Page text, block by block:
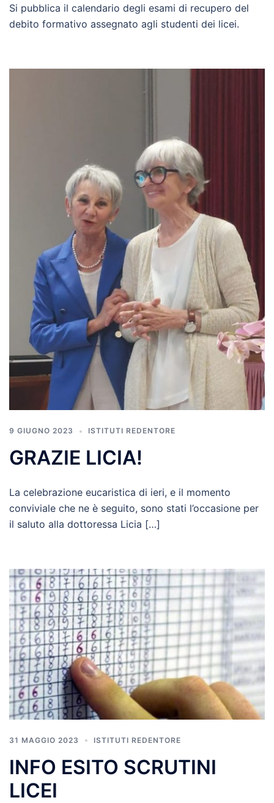
Si pubblica il calendario degli esami di recupero del
debito formativo assegnato agli studenti dei licei.
9 GIUGNO 2023 ISTITUTI REDENTORE
GRAZIE LICIA!
La celebrazione eucaristica di ieri, e il momento
conviviale che ne è seguito, sono stati l’occasione per
il saluto alla dottoressa Licia […]
31 MAGGIO 2023 ISTITUTI REDENTORE
INFO ESITO SCRUTINI
LICEI